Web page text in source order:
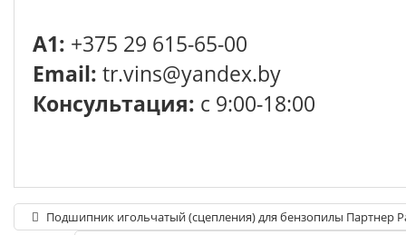
A1: +375 29 615-65-00
Email: tr.vins@yandex.by
Консультация: с 9:00-18:00
Подшипник игольчатый (сцепления) для бензопилы Партнер